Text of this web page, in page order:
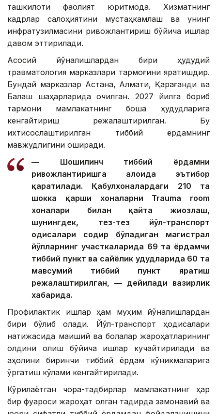
ташкилоти фаолият юритмоқда. Хизматнинг
кадрлар салоҳиятини мустаҳкамлаш ва унинг
инфратузилмасини ривожлантириш бўйича ишлар
давом эттирилади.
Асосий йўналишлардан бири ҳудудий
травматология марказлари тармоғини яратишдир.
Бундай марказлар Астана, Алмати, Қарағанди ва
Балқаш шаҳарларида очилган. 2027 йилга бориб
тармоқни мамлакатнинг бошқа ҳудудларига
кенгайтириш режалаштирилган. Бу
ихтисослаштирилган тиббий ёрдамнинг
мавжудлигини оширади.
— Шошилинч тиббий ёрдамни
ривожлантиришга алоҳида эътибор
қаратилади. Қабулхоналардаги 210 та
шокка қарши хоналарни Trauma room
хоналари билан қайта жиҳозлаш,
шунингдек, тез-тез йўл-транспорт
ҳодисалари содир бўладиган магистрал
йўлларнинг участкаларида 69 та ёрдамчи
тиббий пункт ва сайёҳлик ҳудудларида 60 та
мавсумий тиббий пункт яратиш
режалаштирилган, — дейилади вазирлик
хабарида.
Профилактик ишлар ҳам муҳим йўналишлардан
бири бўлиб қолади. Йўл-транспорт ҳодисалари
натижасида маиший ва болалар жароҳатларининг
олдини олиш бўйича ишлар кучайтирилади ва
аҳолини биринчи тиббий ёрдам кўникмаларига
ўргатиш кўлами кенгайтирилади.
Кўрилаётган чора-тадбирлар мамлакатнинг ҳар
бир фуқароси жароҳат олган тақдирда замонавий ва